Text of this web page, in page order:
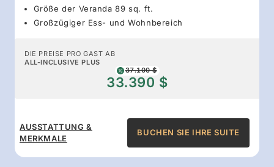
Größe der Veranda 89 sq. ft.
Großzügiger Ess- und Wohnbereich
DIE PREISE PRO GAST AB
ALL-INCLUSIVE PLUS
37.100 $
33.390 $
AUSSTATTUNG &
MERKMALE
BUCHEN SIE IHRE SUITE